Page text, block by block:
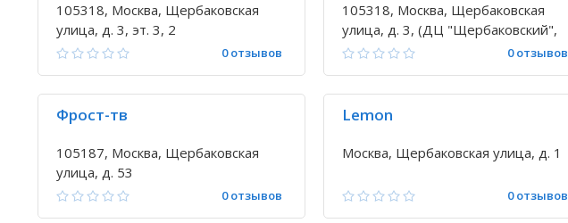
105318, Москва, Щербаковская
улица, д. 3, эт. 3, 2
0 отзывов
105318, Москва, Щербаковская
улица, д. 3, (ДЦ "Щербаковский",
оф.606)
0 отзывов
Фрост-тв
105187, Москва, Щербаковская
улица, д. 53
0 отзывов
Lemon
Москва, Щербаковская улица, д. 1
0 отзывов